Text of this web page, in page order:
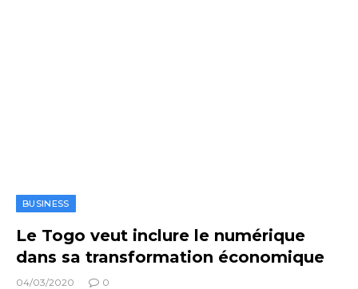
BUSINESS
Le Togo veut inclure le numérique
dans sa transformation économique
04/03/2020 0